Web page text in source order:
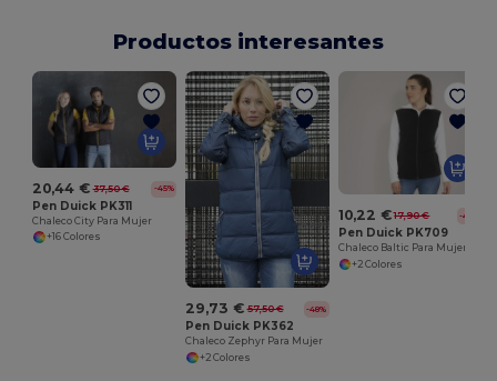
Productos interesantes
20,44 € 37,50 € -45%
Pen Duick PK311
Chaleco City Para Mujer
+16 Colores
29,73 € 57,50 € -48%
Pen Duick PK362
Chaleco Zephyr Para Mujer
+2 Colores
10,22 € 17,90 € -43%
Pen Duick PK709
Chaleco Baltic Para Mujer
+2 Colores